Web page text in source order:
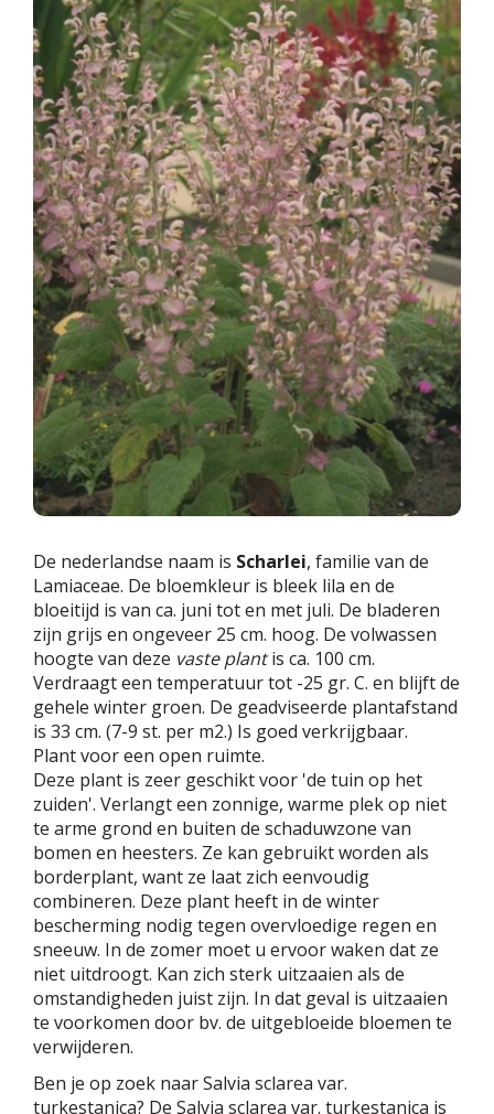
De nederlandse naam is Scharlei, familie van de
Lamiaceae. De bloemkleur is bleek lila en de
bloeitijd is van ca. juni tot en met juli. De bladeren
zijn grijs en ongeveer 25 cm. hoog. De volwassen
hoogte van deze vaste plantis ca. 100 cm.
Verdraagt een temperatuur tot -25 gr. C. en blijft de
gehele winter groen. De geadviseerde plantafstand
is 33 cm. (7-9 st. per m2.) Is goed verkrijgbaar.
Plant voor een open ruimte.
Deze plant is zeer geschikt voor 'de tuin op het
zuiden'. Verlangt een zonnige, warme plek op niet
te arme grond en buiten de schaduwzone van
bomen en heesters. Ze kan gebruikt worden als
borderplant, want ze laat zich eenvoudig
combineren. Deze plant heeft in de winter
bescherming nodig tegen overvloedige regen en
sneeuw. In de zomer moet u ervoor waken dat ze
niet uitdroogt. Kan zich sterk uitzaaien als de
omstandigheden juist zijn. In dat geval is uitzaaien
te voorkomen door bv. de uitgebloeide bloemen te
verwijderen.
Ben je op zoek naar Salvia sclarea var.
turkestanica? De Salvia sclarea var. turkestanica is